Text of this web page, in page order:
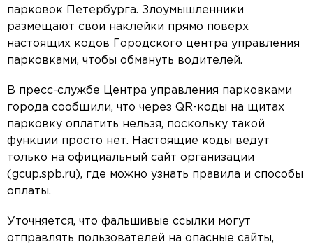
парковок Петербурга. Злоумышленники
размещают свои наклейки прямо поверх
настоящих кодов Городского центра управления
парковками, чтобы обмануть водителей.
В пресс-службе Центра управления парковками
города сообщили, что через QR-коды на щитах
парковку оплатить нельзя, поскольку такой
функции просто нет. Настоящие коды ведут
только на официальный сайт организации
(gcup.spb.ru), где можно узнать правила и способы
оплаты.
Уточняется, что фальшивые ссылки могут
отправлять пользователей на опасные сайты,